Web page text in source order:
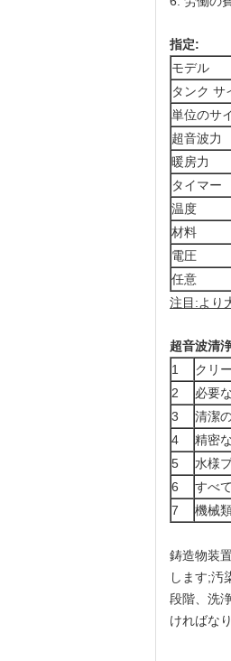
指定:
モデル
タンク サ
単位のサ
超音波力
暖房力
タイマー
温度
材料
電圧
任意
注目:より
超音波清
1
クリ
2
必要
3
清潔
4
精密
5
水様
6
すべ
7
機械
鋳造物装
します;汚
段階、洗
ければな